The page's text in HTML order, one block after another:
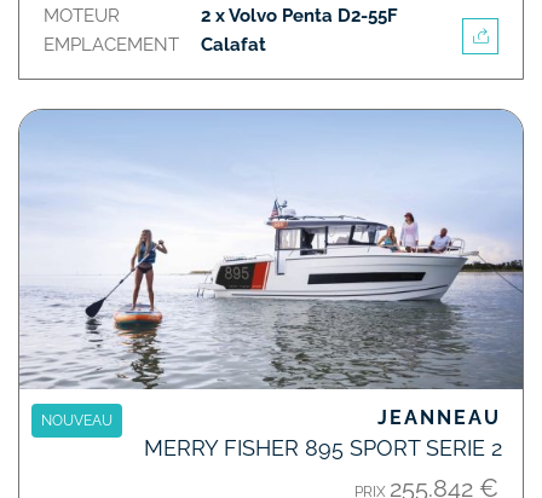
MOTEUR
EMPLACEMENT
2 x Volvo Penta D2-55F
Calafat
NOUVEAU JEANNEAU
MERRY FISHER 895 SPORT SERIE 2
PRIX 255.842 €